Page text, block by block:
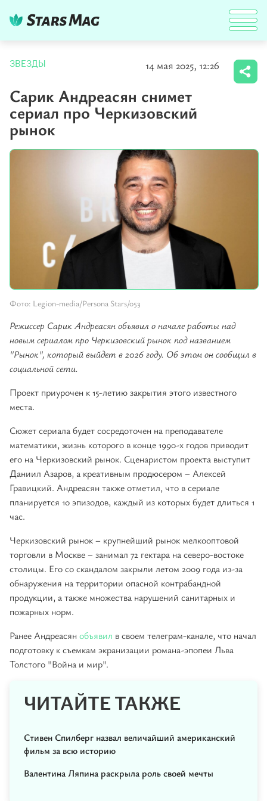
ЗВЕЗДЫ 14 мая 2025, 12:26
Сарик Андреасян снимет
сериал про Черкизовский
рынок
Фото: Legion-media/Persona Stars/053
Режиссер Сарик Андреасян объявил о начале работы над
новым сериалом про Черкизовский рынок под названием
"Рынок", который выйдет в 2026 году. Об этом он сообщил в
социальной сети.
Проект приурочен к 15-летию закрытия этого известного
места.
Сюжет сериала будет сосредоточен на преподавателе
математики, жизнь которого в конце 1990-х годов приводит
его на Черкизовский рынок. Сценаристом проекта выступит
Даниил Азаров, а креативным продюсером – Алексей
Гравицкий. Андреасян также отметил, что в сериале
планируется 10 эпизодов, каждый из которых будет длиться 1
час.
Черкизовский рынок – крупнейший рынок мелкооптовой
торговли в Москве – занимал 72 гектара на северо-востоке
столицы. Его со скандалом закрыли летом 2009 года из-за
обнаружения на территории опасной контрабандной
продукции, а также множества нарушений санитарных и
пожарных норм.
Ранее Андреасян объявил в своем телеграм-канале, что начал
подготовку к съемкам экранизации романа-эпопеи Льва
Толстого "Война и мир".
ЧИТАЙТЕ ТАКЖЕ
Стивен Спилберг назвал величайший американский
фильм за всю историю
Валентина Ляпина раскрыла роль своей мечты